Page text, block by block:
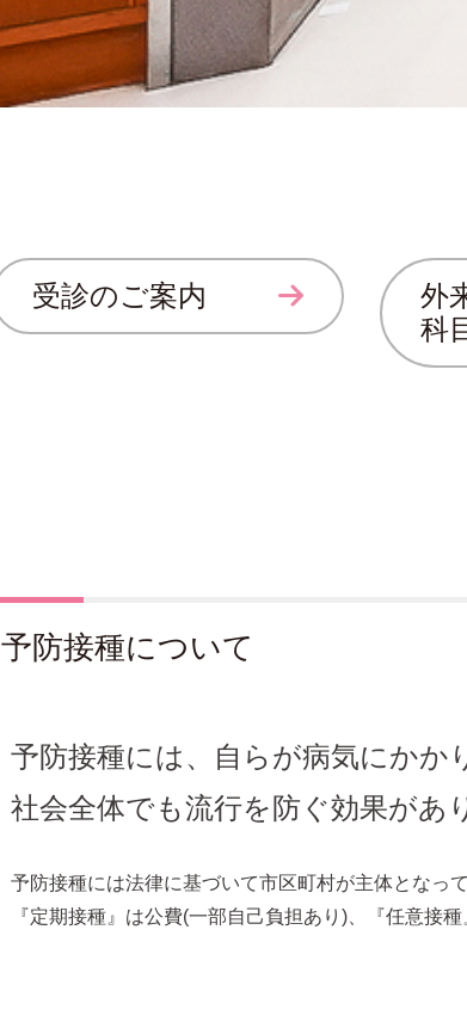
受診のご案内
外
科
予防接種について
予防接種には、自らが病気にかか
社会全体でも流行を防ぐ効果があ
予防接種には法律に基づいて市区町村が主体となっ
『定期接種』は公費(一部自己負担あり)、『任意接